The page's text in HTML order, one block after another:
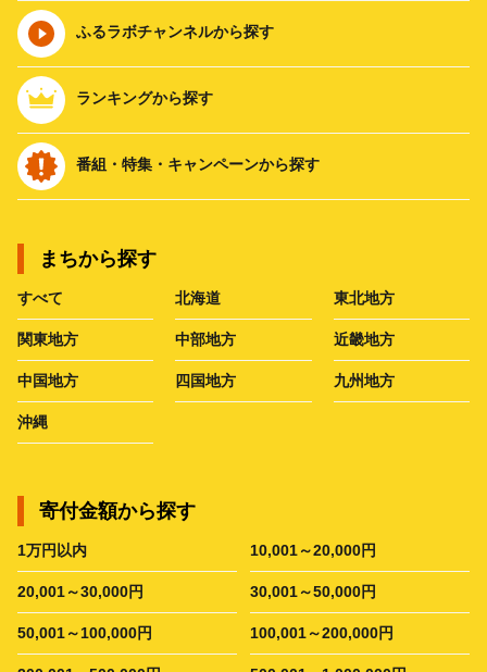
ふるラボチャンネルから探す
ランキングから探す
番組・特集・キャンペーンから探す
まちから探す
すべて 北海道 東北地方
関東地方 中部地方 近畿地方
中国地方 四国地方 九州地方
沖縄
寄付金額から探す
1万円以内 10,001～20,000円
20,001～30,000円 30,001～50,000円
50,001～100,000円 100,001～200,000円